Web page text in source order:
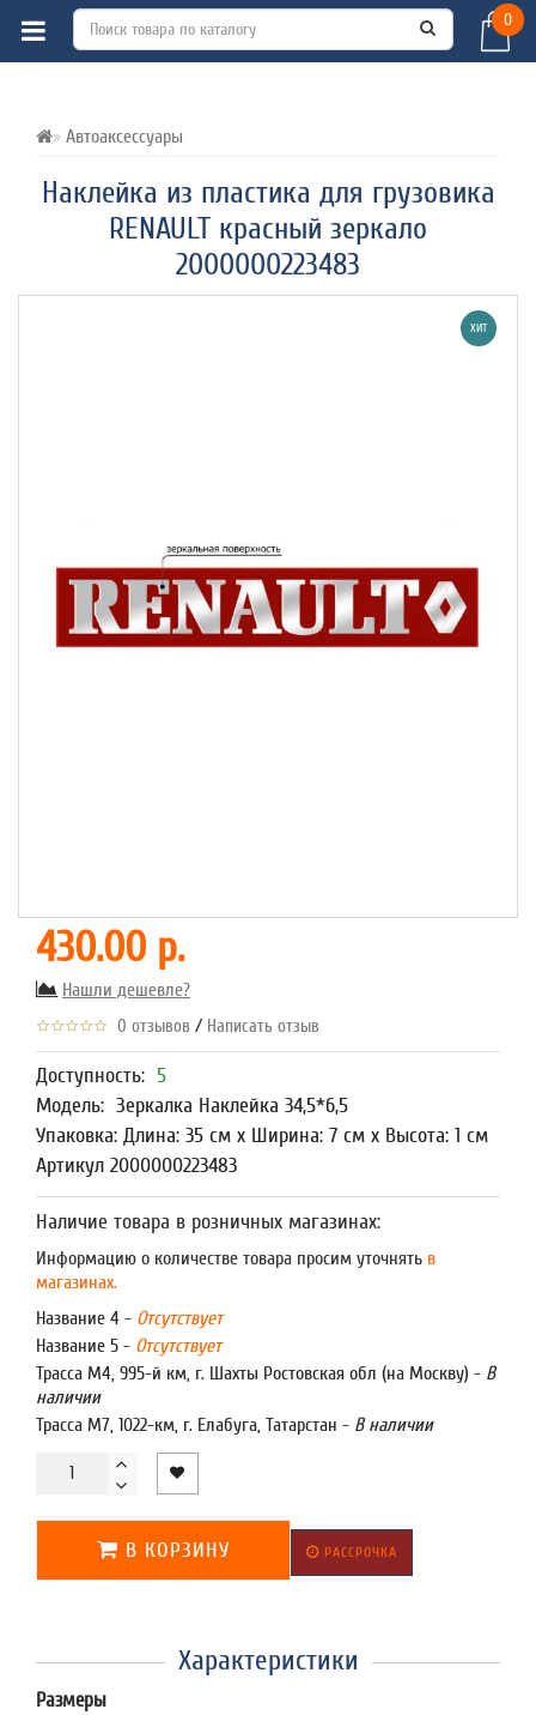
0
Автоаксессуары
Наклейка из пластика для грузовика
RENAULT красный зеркало
2000000223483
ВСЕ О ТОВАРЕ ХАРАКТЕРИСТИКИ
ХИТ
430.00 р.
Нашли дешевле?
0 отзывов / Написать отзыв
Доступность: 5
Модель: Зеркалка Наклейка 34,5*6,5
Упаковка: Длина: 35 см x Ширина: 7 см x Высота: 1 см
Артикул 2000000223483
Наличие товара в розничных магазинах:
Информацию о количестве товара просим уточнять в
магазинах.
Название 4 - Отсутствует
Название 5 - Отсутствует
Трасса М4, 995-й км, г. Шахты Ростовская обл (на Москву) - В
наличии
Трасса М7, 1022-км, г. Елабуга, Татарстан - В наличии
В КОРЗИНУ РАССРОЧКА
Характеристики
Размеры